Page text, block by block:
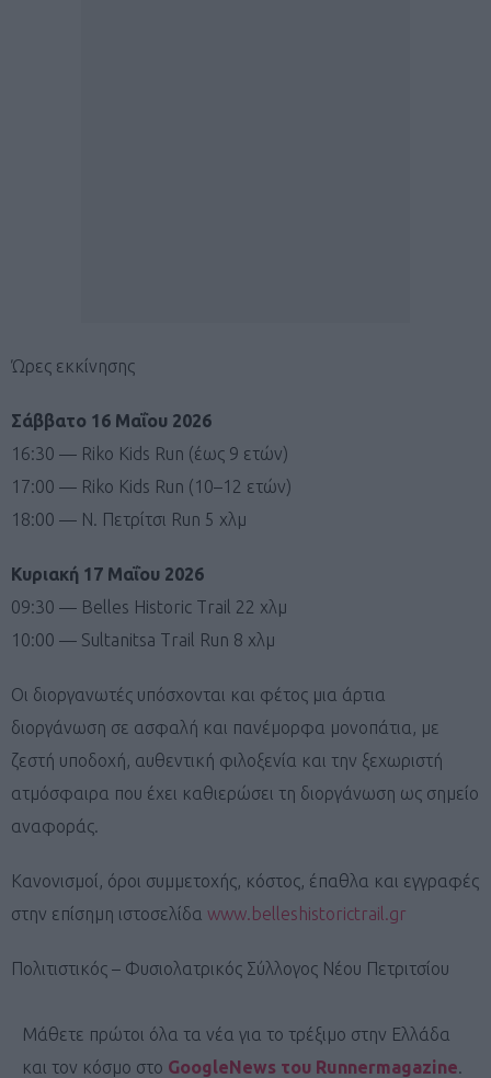
Ώρες εκκίνησης
Σάββατο 16 Μαΐου 2026
16:30 — Riko Kids Run (έως 9 ετών)
17:00 — Riko Kids Run (10–12 ετών)
18:00 — Ν. Πετρίτσι Run 5 χλμ
Κυριακή 17 Μαΐου 2026
09:30 — Belles Historic Trail 22 χλμ
10:00 — Sultanitsa Trail Run 8 χλμ
Οι διοργανωτές υπόσχονται και φέτος μια άρτια
διοργάνωση σε ασφαλή και πανέμορφα μονοπάτια, με
ζεστή υποδοχή, αυθεντική φιλοξενία και την ξεχωριστή
ατμόσφαιρα που έχει καθιερώσει τη διοργάνωση ως σημείο
αναφοράς.
Κανονισμοί, όροι συμμετοχής, κόστος, έπαθλα και εγγραφές
στην επίσημη ιστοσελίδα www.belleshistorictrail.gr
Πολιτιστικός – Φυσιολατρικός Σύλλογος Νέου Πετριτσίου
Μάθετε πρώτοι όλα τα νέα για το τρέξιμο στην Ελλάδα
και τον κόσμο στο GoogleNews του Runnermagazine.